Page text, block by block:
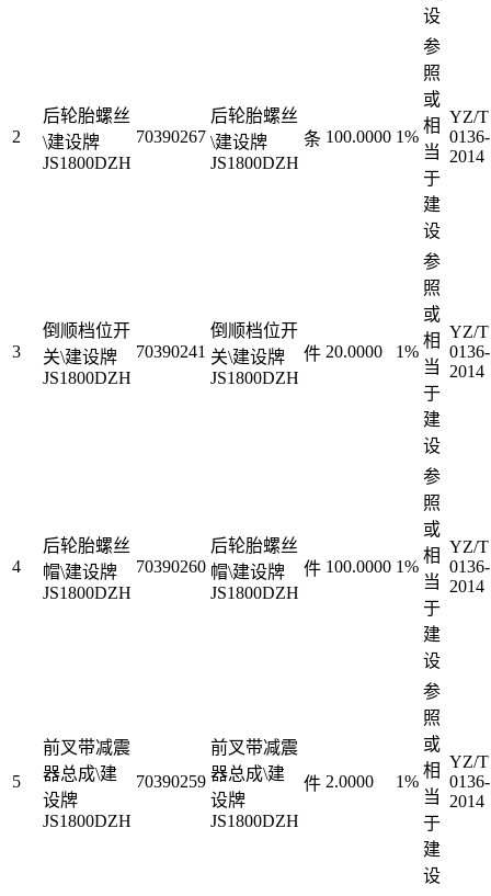
设
2
后轮胎螺丝
\建设牌
JS1800DZH
70390267
后轮胎螺丝
\建设牌
JS1800DZH
条 100.0000 1%
参
照
或
相
当
于
建
设
YZ/T
0136-
2014
3
倒顺档位开
关\建设牌
JS1800DZH
70390241
倒顺档位开
关\建设牌
JS1800DZH
件 20.0000 1%
参
照
或
相
当
于
建
设
YZ/T
0136-
2014
4
后轮胎螺丝
帽\建设牌
JS1800DZH
70390260
后轮胎螺丝
帽\建设牌
JS1800DZH
件 100.0000 1%
参
照
或
相
当
于
建
设
YZ/T
0136-
2014
5
前叉带减震
器总成\建
设牌
JS1800DZH
70390259
前叉带减震
器总成\建
设牌
JS1800DZH
件 2.0000 1%
参
照
或
相
当
于
建
设
YZ/T
0136-
2014